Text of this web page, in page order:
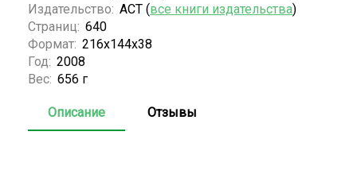
Издательство: АСТ (все книги издательства)
Страниц: 640
Формат: 216x144x38
Год: 2008
Вес: 656 г
Описание Отзывы